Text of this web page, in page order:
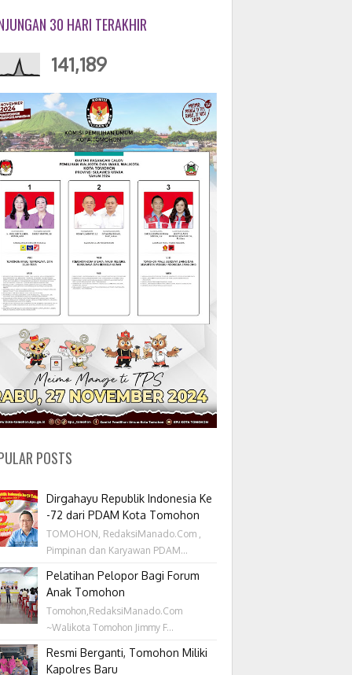
30 HARI TERAKHIR
141,189
POSTS
Dirgahayu Republik Indonesia Ke
-72 dari PDAM Kota Tomohon
TOMOHON, RedaksiManado.Com ,
Pimpinan dan Karyawan PDAM...
Pelatihan Pelopor Bagi Forum
Anak Tomohon
Tomohon,RedaksiManado.Com
~Walikota Tomohon Jimmy F...
Resmi Berganti, Tomohon Miliki
Kapolres Baru